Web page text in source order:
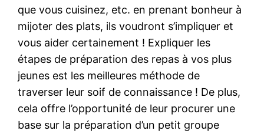
que vous cuisinez, etc. en prenant bonheur à
mijoter des plats, ils voudront s’impliquer et
vous aider certainement ! Expliquer les
étapes de préparation des repas à vos plus
jeunes est les meilleures méthode de
traverser leur soif de connaissance ! De plus,
cela offre l’opportunité de leur procurer une
base sur la préparation d’un petit groupe